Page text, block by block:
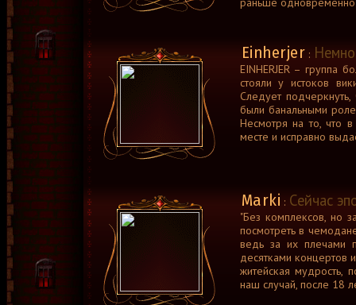
Einherjer :
EINHERJER – группа
стояли у истоков
Следует
были банальными
Несмотря на то, что в
месте и исправно
Marki : Сейчас
"Без комплексов, но
посмотреть в
ведь за их плечами
десятками концертов
житейская мудрость,
наш случай, после 18